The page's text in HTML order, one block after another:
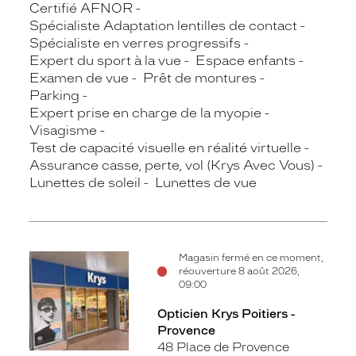
Certifié AFNOR
Spécialiste Adaptation lentilles de contact
Spécialiste en verres progressifs
Expert du sport à la vue
Espace enfants
Examen de vue
Prêt de montures
Parking
Expert prise en charge de la myopie
Visagisme
Test de capacité visuelle en réalité virtuelle
Assurance casse, perte, vol (Krys Avec Vous)
Lunettes de soleil
Lunettes de vue
Magasin fermé en ce moment,
réouverture 8 août 2026,
09:00
Opticien Krys Poitiers -
Provence
48 Place de Provence